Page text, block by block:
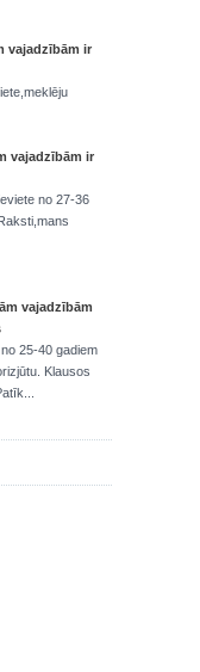
vajadzībām ir
vajadzībām ir
no 27-36
vajadzībām
25-40 gadiem
Klausos